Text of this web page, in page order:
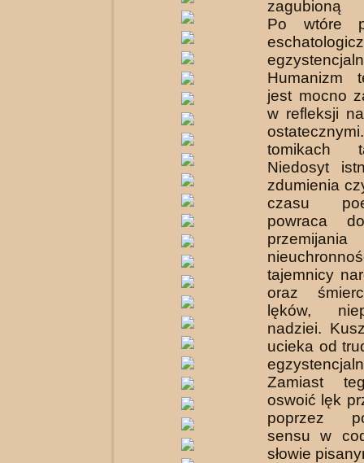
zagubioną
Po wtóre
Humanizm
jest mocno
w refleksji
tomikach
Niedosyt
zdumienia
czasu
powraca
tajemnicy
oraz
lęków,
nadziei.
ucieka od
Zamiast
oswoić lęk
poprzez
sensu w
słowie